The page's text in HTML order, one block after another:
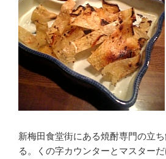
新梅田食堂街にある焼酎専門の立
る。くの字カウンターとマスター